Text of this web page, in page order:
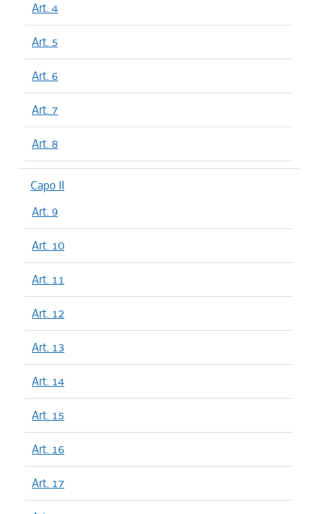
Art. 4
Art. 5
Art. 6
Art. 7
Art. 8
Capo II
Art. 9
Art. 10
Art. 11
Art. 12
Art. 13
Art. 14
Art. 15
Art. 16
Art. 17